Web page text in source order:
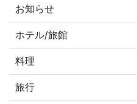
お知らせ
ホテル/旅館
料理
旅行